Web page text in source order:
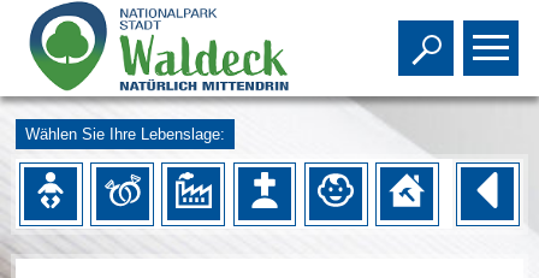
Toggle
Wählen Sie Ihre Lebenslage: